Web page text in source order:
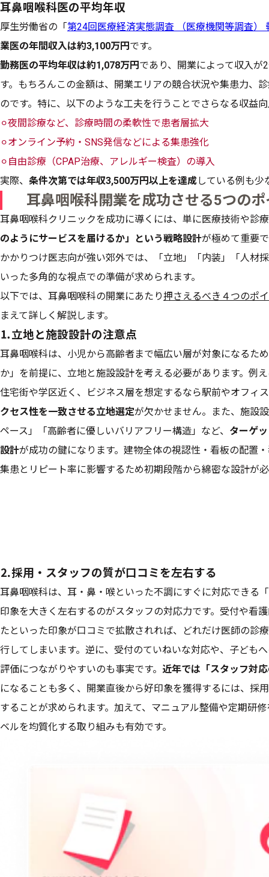
耳鼻咽喉科医の平均年収
厚生労働省の「第24回医療経済実態調査 （医療機関等調査）
業医の年間収入は約3,100万円 です。
勤務医の平均年収は約1,078万円 であり、開業によって収入が
す。もちろんこの金額は、開業エリアの競合状況や集患力、
のです。特に、以下のような工夫を行うことでさらなる収益
⚪︎夜間診療など、診療時間の柔軟性で患者層拡大
⚪︎オンライン予約・SNS発信などによる集患強化
⚪︎自由診療（CPAP治療、アレルギー検査）の導入
実際、 条件次第では年収3,500万円以上を達成している例も少
耳鼻咽喉科開業を成功させる5つの
耳鼻咽喉科クリニックを成功に導くには、単に医療技術や診
のようにサービスを届けるか」という戦略設計が極めて重要
かかりつけ医志向が強い郊外では、「立地」「内装」「人材
いった多角的な視点での準備が求められます。
以下では、耳鼻咽喉科の開業にあたり押さえるべき４つのポ
まえて詳しく解説します。
⒈立地と施設設計の注意点
耳鼻咽喉科は、小児から高齢者まで幅広い層が対象になるた
か」を前提に、立地と施設設計を考える必要があります。例
住宅街や学区近く、ビジネス層を想定するなら駅前やオフィ
クセス性を一致させる立地選定が欠かせません。また、施設
ペース」「高齢者に優しいバリアフリー構造」など、 ターゲ
設計が成功の鍵になります。建物全体の視認性・看板の配置
集患とリピート率に影響するため初期段階から綿密な設計が
⒉採用・スタッフの質が口コミを左右する
耳鼻咽喉科は、耳・鼻・喉といった不調にすぐに対応できる
印象を大きく左右するのがスタッフの対応力です。受付や看
たといった印象が口コミで拡散されれば、どれだけ医師の診
行してしまいます。逆に、受付のていねいな対応や、子ども
評価につながりやすいのも事実です。 近年では「スタッフ対
になることも多く、開業直後から好印象を獲得するには、採
することが求められます。加えて、マニュアル整備や定期研
ベルを均質化する取り組みも有効です。